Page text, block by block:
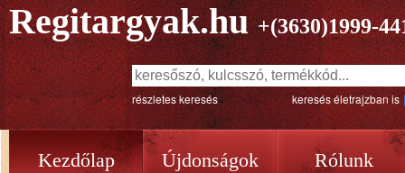
Regitargyak.hu +(3630)1999-
részletes keresés keresés életrajzban is
Kezdőlap Újdonságok Rólunk